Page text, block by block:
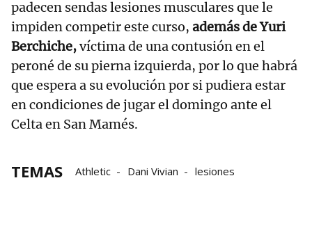
padecen sendas lesiones musculares que le
impiden competir este curso, además de Yuri
Berchiche,víctima de una contusión en el
peroné de su pierna izquierda, por lo que habrá
que espera a su evolución por si pudiera estar
en condiciones de jugar el domingo ante el
Celta en San Mamés.
TEMAS Athletic Dani Vivian lesiones